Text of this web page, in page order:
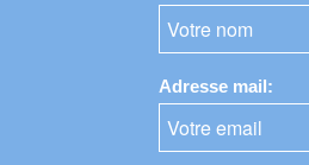
Adresse mail: